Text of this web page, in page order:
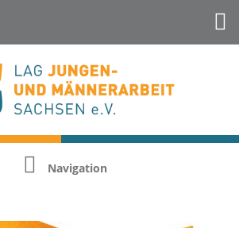
Geschlechterreflexion
Navigation